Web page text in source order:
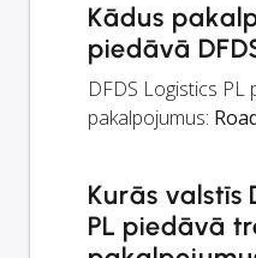
Kādus
piedāvā
DFDS Logistics PL
pakalpojumus:
Kurās valstīs
PL piedāvā